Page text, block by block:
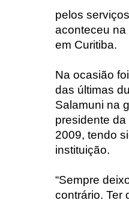
pelos
aconteceu na
em Curitiba.
Na ocasião
das últimas
Salamuni na
presidente
2009, tendo
instituição.
“Sempre
contrário. Ter